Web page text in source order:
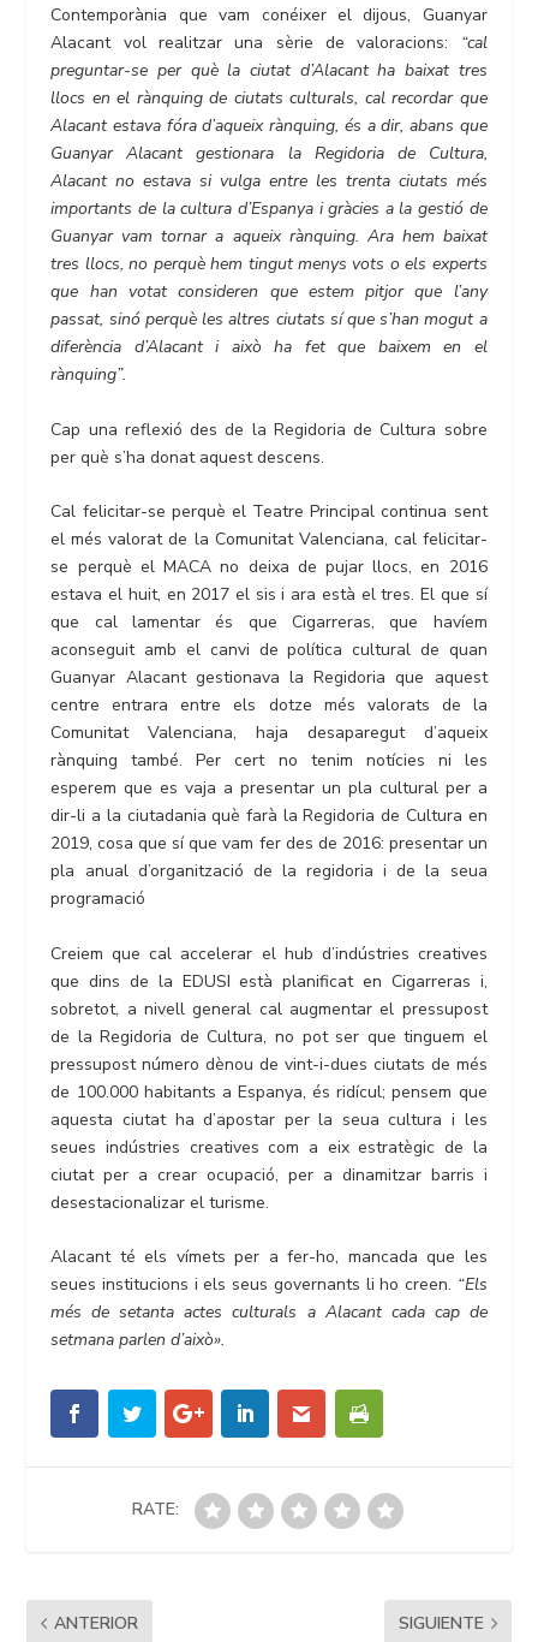
Contemporània que vam conéixer el dijous, Guanyar
Alacant vol realitzar una sèrie de valoracions: “cal
preguntar-se per què la ciutat d’Alacant ha baixat tres
llocs en el rànquing de ciutats culturals, cal recordar que
Alacant estava fóra d’aqueix rànquing, és a dir, abans que
Guanyar Alacant gestionara la Regidoria de Cultura,
Alacant no estava si vulga entre les trenta ciutats més
importants de la cultura d’Espanya i gràcies a la gestió de
Guanyar vam tornar a aqueix rànquing. Ara hem baixat
tres llocs, no perquè hem tingut menys vots o els experts
que han votat consideren que estem pitjor que l’any
passat, sinó perquè les altres ciutats sí que s’han mogut a
diferència d’Alacant i això ha fet que baixem en el
rànquing”.
Cap una reflexió des de la Regidoria de Cultura sobre
per què s’ha donat aquest descens.
Cal felicitar-se perquè el Teatre Principal continua sent
el més valorat de la Comunitat Valenciana, cal felicitar-
se perquè el MACA no deixa de pujar llocs, en 2016
estava el huit, en 2017 el sis i ara està el tres. El que sí
que cal lamentar és que Cigarreras, que havíem
aconseguit amb el canvi de política cultural de quan
Guanyar Alacant gestionava la Regidoria que aquest
centre entrara entre els dotze més valorats de la
Comunitat Valenciana, haja desaparegut d’aqueix
rànquing també. Per cert no tenim notícies ni les
esperem que es vaja a presentar un pla cultural per a
dir-li a la ciutadania què farà la Regidoria de Cultura en
2019, cosa que sí que vam fer des de 2016: presentar un
pla anual d’organització de la regidoria i de la seua
programació
Creiem que cal accelerar el hub d’indústries creatives
que dins de la EDUSI està planificat en Cigarreras i,
sobretot, a nivell general cal augmentar el pressupost
de la Regidoria de Cultura, no pot ser que tinguem el
pressupost número dènou de vint-i-dues ciutats de més
de 100.000 habitants a Espanya, és ridícul; pensem que
aquesta ciutat ha d’apostar per la seua cultura i les
seues indústries creatives com a eix estratègic de la
ciutat per a crear ocupació, per a dinamitzar barris i
desestacionalizar el turisme.
Alacant té els vímets per a fer-ho, mancada que les
seues institucions i els seus governants li ho creen. “Els
més de setanta actes culturals a Alacant cada cap de
setmana parlen d’això».
RATE:
ANTERIOR SIGUIENTE